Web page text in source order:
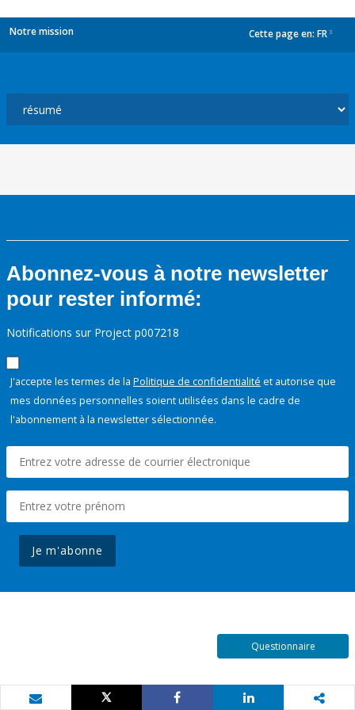
Notre mission Cette page en: FR
Abonnez-vous à notre newsletter
pour rester informé:
Notifications sur Project p007218
J'accepte les termes de la Politique de confidentialité et autorise que
mes données personnelles soient utilisées dans le cadre de
l'abonnement à la newsletter sélectionnée.
Je m'abonne
Questionnaire